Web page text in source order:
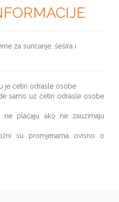
za sunčanje, šešira i
je četiri odrasle osobe
samo uz četiri odrasle osobe
plaćaju ako ne zauzimaju
su promjenama ovisno o